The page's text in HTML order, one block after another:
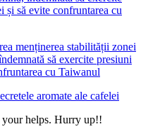
menținerea stabilității zonei
să exercite presiuni
cu Taiwanul
aromate ale cafelei
your helps. Hurry up!!